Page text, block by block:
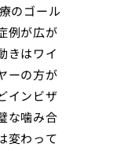
のゴール
例が広が
きはワイ
ーの方が
インビザ
な噛み合
変わって